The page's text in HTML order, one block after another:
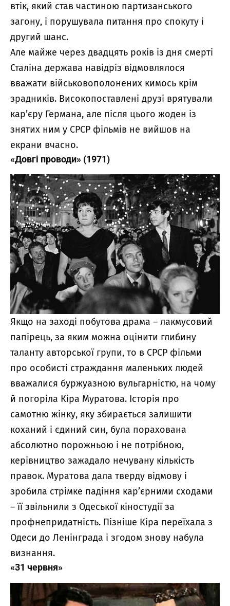
втік, який став частиною партизанського
загону, і порушувала питання про спокуту і
другий шанс.
Але майже через двадцять років із дня смерті
Сталіна держава навідріз відмовлялося
вважати військовополонених кимось крім
зрадників. Високопоставлені друзі врятували
кар’єру Германа, але після цього жоден із
знятих ним у СРСР фільмів не вийшов на
екрани вчасно.
«Довгі проводи» (1971)
Якщо на заході побутова драма – лакмусовий
папірець, за яким можна оцінити глибину
таланту авторської групи, то в СРСР фільми
про особисті страждання маленьких людей
вважалися буржуазною вульгарністю, на чому
й погоріла Кіра Муратова. Історія про
самотню жінку, яку збирається залишити
коханий і єдиний син, була порахована
абсолютно порожньою і не потрібною,
керівництво зажадало нечувану кількість
правок. Муратова дала тверду відмову і
зробила стрімке падіння кар’єрними сходами
– її звільнили з Одеської кіностудії за
профнепридатність. Пізніше Кіра переїхала з
Одеси до Ленінграда і згодом знову набула
визнання.
«31 червня»